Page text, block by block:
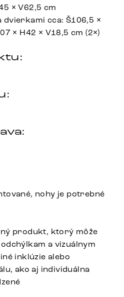
× V62,5 cm
cca: Š106,5 ×
× H42 × V18,5 cm (2×)
nohy je potrebné
produkt, ktorý môže
a vizuálnym
inklúzie alebo
ako aj individuálna